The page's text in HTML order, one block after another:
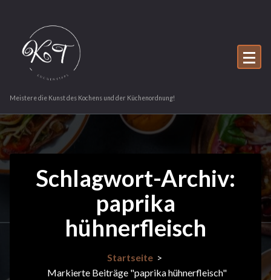
springen
Meistere die Kunst des Kochens und der Küchenordnung!
Schlagwort-Archiv:
paprika
hühnerfleisch
Startseite >
Markierte Beiträge "paprika hühnerfleisch"